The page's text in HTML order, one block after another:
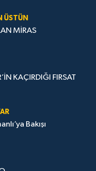
ÜSTÜN
MİRAS
KAÇIRDIĞI FIRSAT
Bakışı